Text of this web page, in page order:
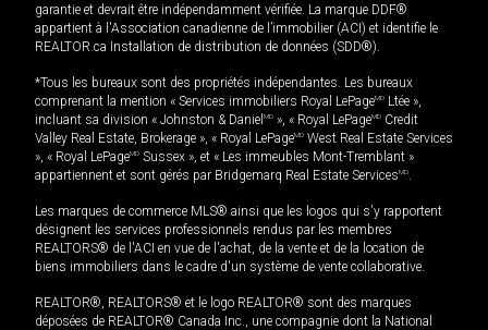
garantie et devrait être indépendamment vérifiée. La marque DDF®
appartient à l'Association canadienne de l’immobilier (ACI) et identifie le
REALTOR.ca Installation de distribution de données (SDD®).
*Tous les bureaux sont des propriétés indépendantes. Les bureaux
comprenant la mention « Services immobiliers Royal LePageMD Ltée »,
incluant sa division « Johnston & Daniel MD », « Royal LePageMD Credit
Valley Real Estate, Brokerage », « Royal LePageMD West Real Estate Services
», « Royal LePageMD Sussex », et « Les immeubles Mont-Tremblant »
appartiennent et sont gérés par Bridgemarq Real Estate ServicesMD
Les marques de commerce MLS® ainsi que les logos qui s'y rapportent
désignent les services professionnels rendus par les membres
REALTORS® de l'ACI en vue de l'achat, de la vente et de la location de
biens immobiliers dans le cadre d'un système de vente collaborative.
REALTOR®, REALTORS® et le logo REALTOR® sont des marques
déposées de REALTOR® Canada Inc., une compagnie dont la National